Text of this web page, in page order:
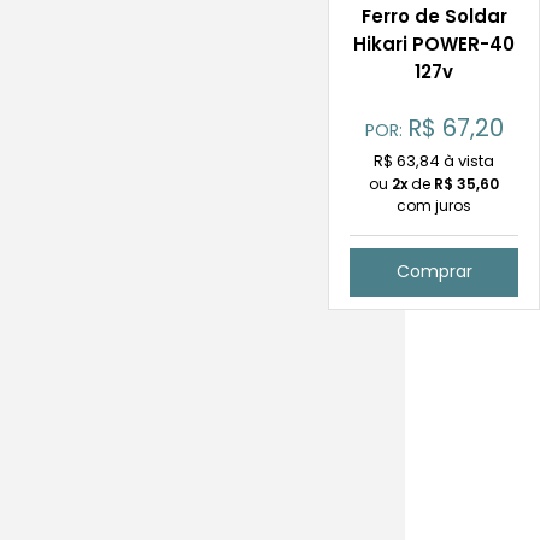
Ferro de Soldar
Hikari POWER-40
127v
POR: R$ 67,20
R$ 63,84 à vista
ou 2xde R$ 35,60
com juros
Comprar